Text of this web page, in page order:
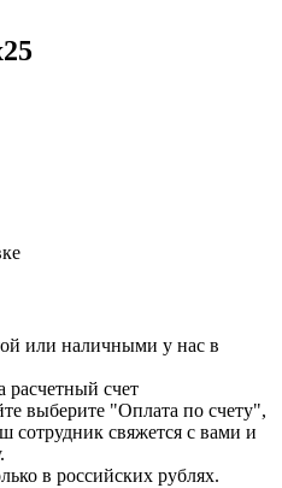
или наличными у нас в
расчетный счет
выберите "Оплата по счету",
сотрудник свяжется с вами и
в российских рублях.